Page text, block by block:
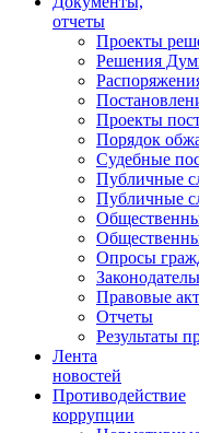
отчеты
Проекты
Решения
Проекты
Порядок
Судебные
Публичные
Публичные
Опросы
Правовые
Отчеты
Результаты
Лента
новостей
Противодействие
коррупции